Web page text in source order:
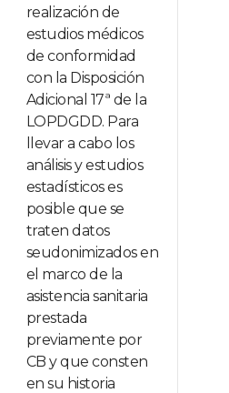
realización de
estudios médicos
de conformidad
con la Disposición
Adicional 17ª de la
LOPDGDD. Para
llevar a cabo los
análisis y estudios
estadísticos es
posible que se
traten datos
seudonimizados en
el marco de la
asistencia sanitaria
prestada
previamente por
CB y que consten
en su historia